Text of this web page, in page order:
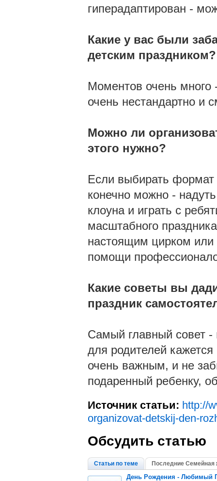
гиперадаптирован -
Какие у вас были
детским праздником?
Моментов очень много
очень нестандартно и
Можно ли
этого нужно?
Если выбирать
конечно можно -
клоуна и играть с
масштабного
настоящим цирком или
помощи
Какие советы вы
праздник
Самый главный совет -
для родителей
очень важным, и не
подаренный ребенку,
Источник статьи: http://
organizovat-detskij-den-
Обсудить статью
Статьи по теме Последние Семейная
День Рождения - Любимый